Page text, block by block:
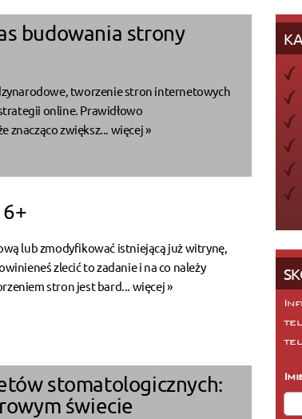
budowania strony
tworzenie stron internetowych
online. Prawidłowo
znacząco zwiększ... więcej »
lub zmodyfikować istniejącą już witrynę,
zlecić to zadanie i na co należy
stron jest bard... więcej »
stomatologicznych:
świecie
tel